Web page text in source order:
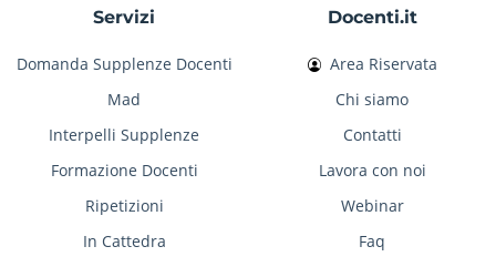
Servizi
Domanda Supplenze Docenti
Mad
Interpelli Supplenze
Formazione Docenti
Ripetizioni
In Cattedra
Docenti.it
Area Riservata
Chi siamo
Contatti
Lavora con noi
Webinar
Faq